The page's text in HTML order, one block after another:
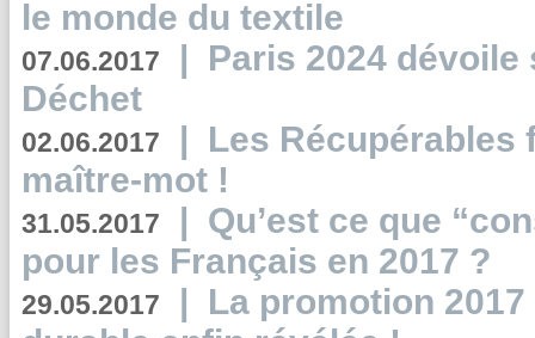
le monde du textile
07.06.2017 | Paris 2024
Déchet
02.06.2017 | Les Récupérables
maître-mot !
31.05.2017 | Qu’est ce que
pour les Français en 2017 ?
29.05.2017 | La promotion